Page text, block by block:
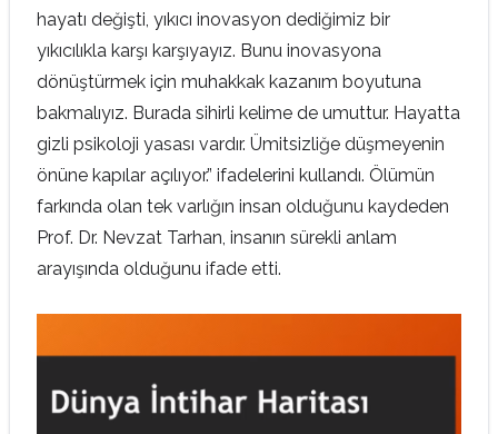
hayatı değişti, yıkıcı inovasyon dediğimiz bir
yıkıcılıkla karşı karşıyayız. Bunu inovasyona
dönüştürmek için muhakkak kazanım boyutuna
bakmalıyız. Burada sihirli kelime de umuttur. Hayatta
gizli psikoloji yasası vardır. Ümitsizliğe düşmeyenin
önüne kapılar açılıyor.” ifadelerini kullandı. Ölümün
farkında olan tek varlığın insan olduğunu kaydeden
Prof. Dr. Nevzat Tarhan, insanın sürekli anlam
arayışında olduğunu ifade etti.